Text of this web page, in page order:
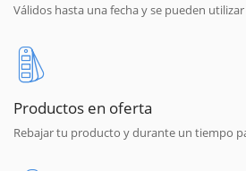
Válidos hasta una fecha y se pueden
Productos en oferta
Rebajar tu producto y durante un tiempo